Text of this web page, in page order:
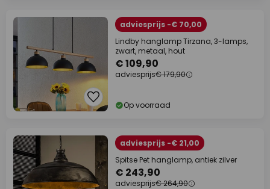
adviesprijs -€ 70,00
Lindby hanglamp Tirzana, 3-lamps,
zwart, metaal, hout
€ 109,90
adviesprijs€ 179,90
Op voorraad
adviesprijs -€ 21,00
Spitse Pet hanglamp, antiek zilver
€ 243,90
adviesprijs€ 264,90